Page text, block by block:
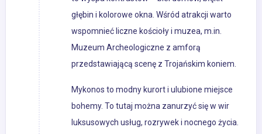
głębin i kolorowe okna. Wśród atrakcji warto
wspomnieć liczne kościoły i muzea, m.in.
Muzeum Archeologiczne z amforą
przedstawiającą scenę z Trojańskim koniem.
Mykonos to modny kurort i ulubione miejsce
bohemy. To tutaj można zanurzyć się w wir
luksusowych usług, rozrywek i nocnego życia.